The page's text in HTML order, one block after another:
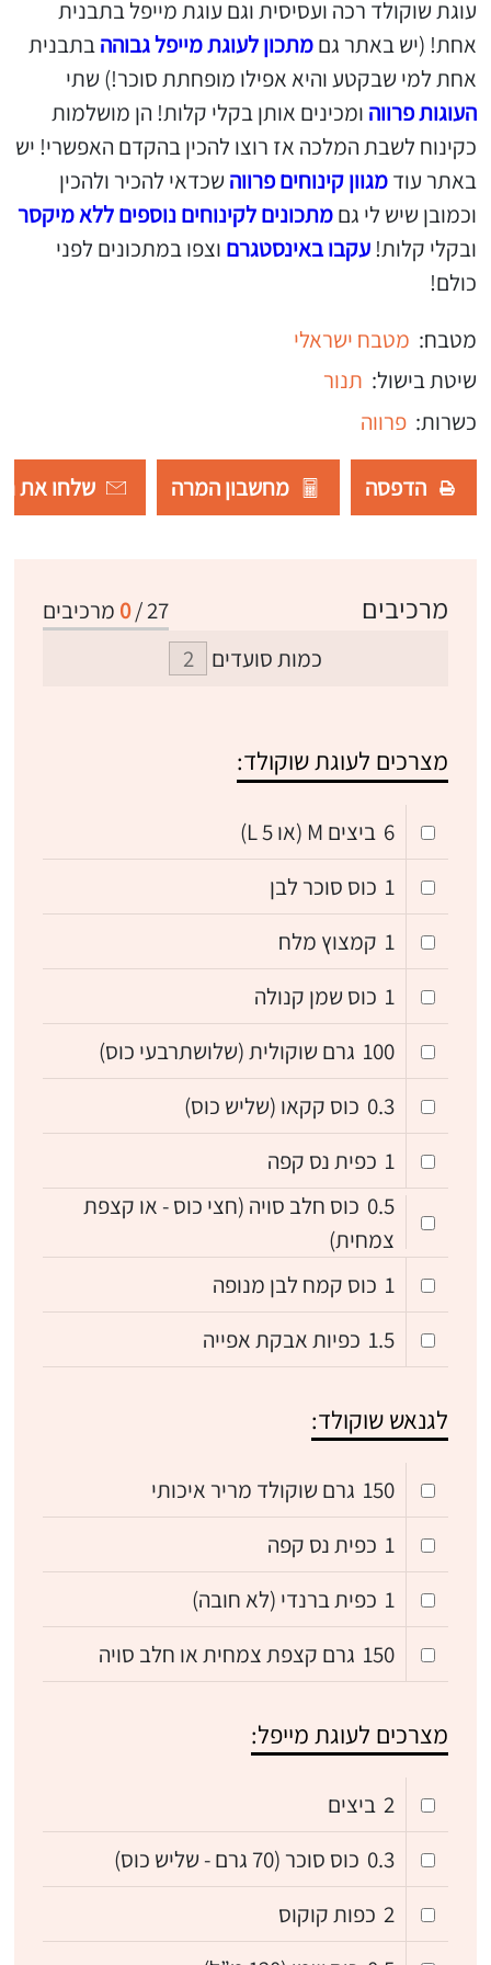
עוגת שוקולד רכה ועסיסית וגם עוגת מייפל בתבנית
אחת! (יש באתר גםמתכון לעוגת מייפל גבוההבתבנית
אחת למי שבקטע והיא אפילו מופחתת סוכר!) שתי
העוגות פרווה ומכינים אותן בקלי קלות! הן מושלמות
כקינוח לשבת המלכה אז רוצו להכין בהקדם האפשרי! יש
באתר עודמגוון קינוחים פרווה שכדאי להכיר ולהכין
וכמובן שיש לי גםמתכונים לקינוחים נוספים ללא מיקסר
ובקלי קלות! עקבו באינסטגרם וצפו במתכונים לפני
כולם!
מטבח: מטבח ישראלי
שיטת בישול: תנור
כשרות: פרווה
הדפסה מחשבון המרה שלחו את
27
/
0 מרכיבים מרכיבים
כמות סועדים
מצרכים לעוגת שוקולד:
6 ביצים M (או 5 L)
1 כוס סוכר לבן
1 קמצוץ מלח
1 כוס שמן קנולה
100 גרם שוקולית (שלושתרבעי כוס)
0.3 כוס קקאו (שליש כוס)
1 כפית נס קפה
0.5 כוס חלב סויה (חצי כוס - או קצפת
צמחית)
1 כוס קמח לבן מנופה
1.5 כפיות אבקת אפייה
לגנאש שוקולד:
150 גרם שוקולד מריר איכותי
1 כפית נס קפה
1 כפית ברנדי (לא חובה)
150 גרם קצפת צמחית או חלב סויה
מצרכים לעוגת מייפל:
2 ביצים
0.3 כוס סוכר (70 גרם - שליש כוס)
2 כפות קוקוס